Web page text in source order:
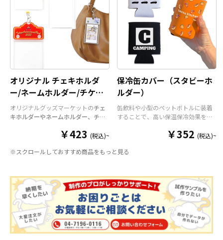
オリジナル チェキホルダ
ー/ネームホルダー/チケッ
トホルダー
オリジナルグッズマーケットのチェ
キホルダーやネームホルダー、チケ
ダーパーツを組み合わせた今まであ
です。透明度が高く美しいアクリル
ー、ネームホルダーでオリジナルの
ホルダーはデザイン次第でどんなシ
ーンでもマッチします。ヘッダー部
分はダイカットでデザインにあわせ
た自由な形状で制作することができ
ます。また長さ調整と安全機能が付
いたネックストラップが標準で付属
￥423 (税込)~
保冷缶カバー（スタビーホ
ルダー）
缶飲料や小型のペットボトルに装着
することで、高い保温保冷効果を発
ダー）をOEM製作できます。使わな
携帯性に優れています。オールシー
ラーは全9色ご用意しておりますの
で、お客様のイメージやデザインに
合わせてお選びいただけます。 国内
の自社工場にて印刷いたしますの
で、短納期・小ロットでの対応が可
能です。グッズ制作の専門スタッフ
がしっかりサポートいたしますの
￥352 (税込)~
※スクロールしておすすめ商品をもっと見る